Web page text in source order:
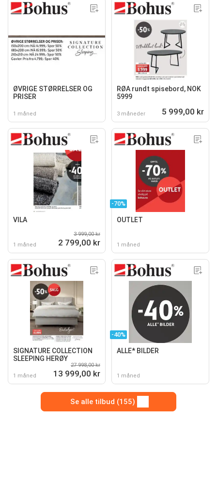
ØVRIGE STØRRELSER OG
PRISER
1 måned
RØA rundt spisebord, NOK
5999
3 måneder 5 999,00 kr
VILA
1 måned
3 999,00 kr
2 799,00 kr
-70%
OUTLET
1 måned
SIGNATURE COLLECTION
SLEEPING HERØY
1 måned
27 998,00 kr
13 999,00 kr
-40%
ALLE* BILDER
1 måned
Se alle tilbud (155)